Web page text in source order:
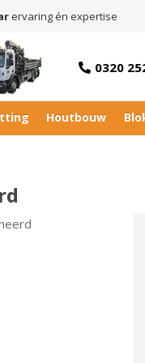
ervaring én expertise
0320
Houtbouw